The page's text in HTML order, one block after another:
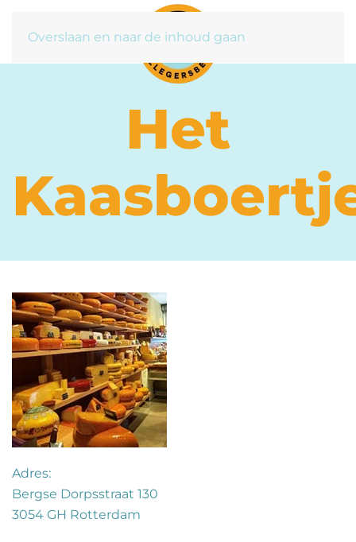
Overslaan en naar de inhoud gaan
Het
Adres:
Bergse Dorpsstraat 130
3054 GH Rotterdam